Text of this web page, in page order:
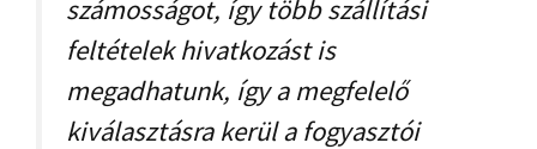
számosságot, így több szállítási
feltételek hivatkozást is
megadhatunk, így a megfelelő
kiválasztásra kerül a fogyasztói